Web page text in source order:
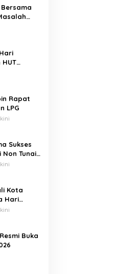
Rapat
LPG
Sukses
Non Tunai
Kota
Hari
Buka